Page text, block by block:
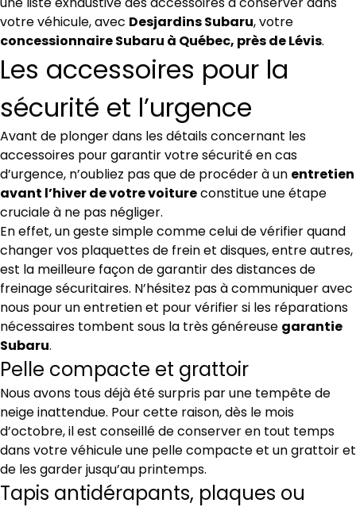
votre véhicule, avec Desjardins Subaru, votre
concessionnaire Subaru à Québec, près de Lévis.
Les accessoires pour la
sécurité et l’urgence
Avant de plonger dans les détails concernant les
accessoires pour garantir votre sécurité en cas
d’urgence, n’oubliez pas que de procéder à un entretien
avant l’hiver de votre voitureconstitue une étape
cruciale à ne pas négliger.
En effet, un geste simple comme celui de vérifier quand
changer vos plaquettes de frein et disques, entre autres,
est la meilleure façon de garantir des distances de
freinage sécuritaires. N’hésitez pas à communiquer avec
nous pour un entretien et pour vérifier si les réparations
nécessaires tombent sous la très généreuse garantie
Subaru.
Pelle compacte et grattoir
Nous avons tous déjà été surpris par une tempête de
neige inattendue. Pour cette raison, dès le mois
d’octobre, il est conseillé de conserver en tout temps
dans votre véhicule une pelle compacte et un grattoir et
de les garder jusqu’au printemps.
Tapis antidérapants, plaques ou